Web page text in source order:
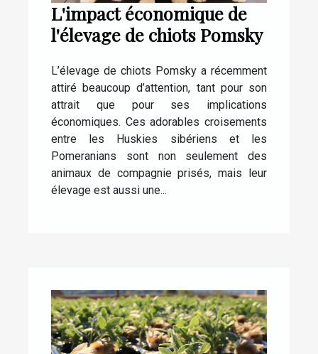
L'impact économique de
l'élevage de chiots Pomsky
L’élevage de chiots Pomsky a récemment
attiré beaucoup d’attention, tant pour son
attrait que pour ses implications
économiques. Ces adorables croisements
entre les Huskies sibériens et les
Pomeranians sont non seulement des
animaux de compagnie prisés, mais leur
élevage est aussi une...